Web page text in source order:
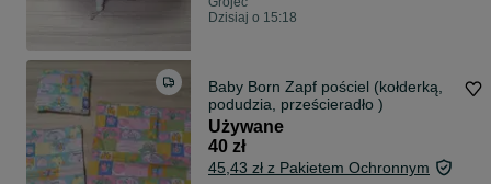
Dzisiaj o 15:18
Baby Born Zapf pościel (kołderką,
podudzia, prześcieradło )
Używane
40 zł
45,43 zł z Pakietem Ochronnym